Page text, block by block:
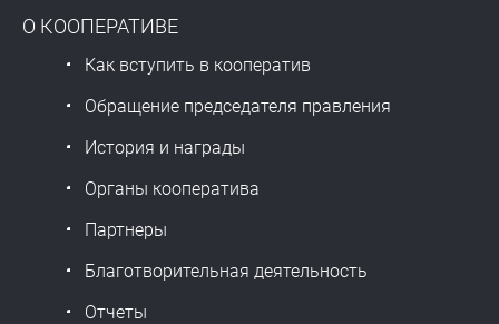
О КООПЕРАТИВЕ
Как вступить в кооператив
Обращение председателя правления
История и награды
Органы кооператива
Партнеры
Благотворительная деятельность
Отчеты